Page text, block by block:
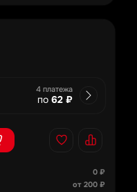
4 платежа
по 62 ₽
0 ₽
от 200 ₽